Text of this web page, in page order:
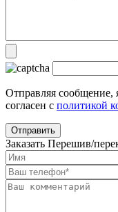
Отправляя сообщение,
согласен с политикой
Заказать Перешив/